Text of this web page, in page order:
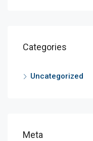
Categories
Uncategorized
Meta